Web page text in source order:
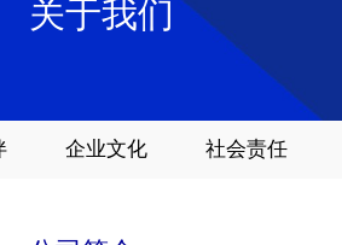
关于我们
企业文化 社会责任